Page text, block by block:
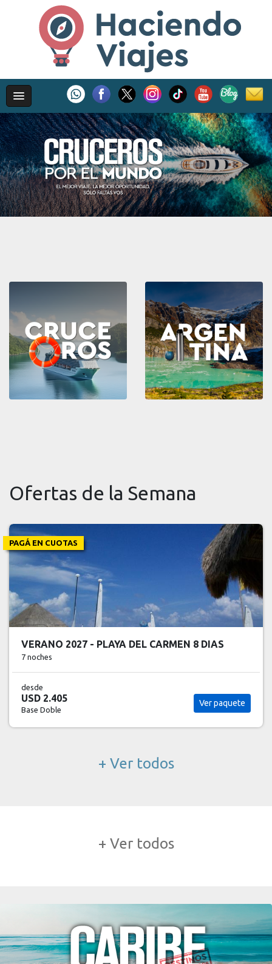
Ofertas de la Semana
PAGÁ EN CUOTAS
VERANO 2027 - PLAYA DEL CARMEN 8 DIAS
7 noches
desde
USD 2.405
Base Doble
Ver paquete
+ Ver todos
+ Ver todos